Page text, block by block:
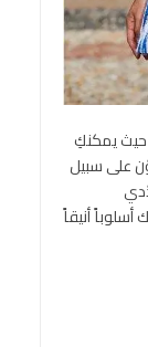
حيث يمكنكِ
على سبيل
أنيقاً